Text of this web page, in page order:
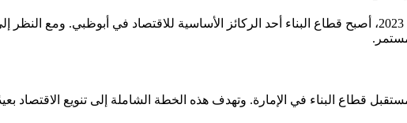
من الناتج المحلي الإجمالي للإمارة في عام 2023، أصبح قطاع البناء أحد الركائز الأساسية
قطاع البناء في الإمارة. وتهدف هذه الخطة الشاملة إلى تنويع الاقتصاد